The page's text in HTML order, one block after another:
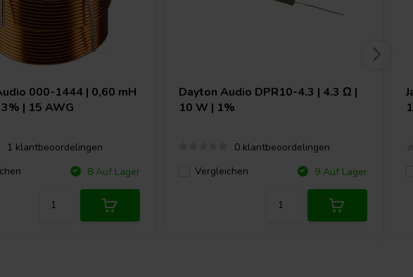
000-1444 | 0,60 mH
| 15 AWG
1 klantbeoordelingen
8 Auf Lager
Dayton Audio DPR10-4.3 | 4.3 Ω |
10 W | 1%
0 klantbeoordelingen
Vergleichen
9 Auf Lager